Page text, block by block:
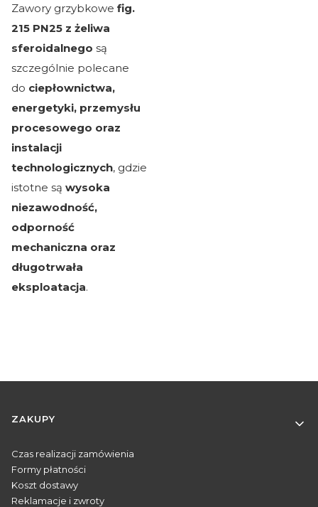
Zawory grzybkowe fig.
215 PN25 z żeliwa
sferoidalnego są
szczególnie polecane
do ciepłownictwa,
energetyki, przemysłu
procesowego oraz
instalacji
technologicznych, gdzie
istotne są wysoka
niezawodność,
odporność
mechaniczna oraz
długotrwała
eksploatacja.
Linki w stopce
ZAKUPY
Czas realizacji zamówienia
Formy płatności
Koszt dostawy
Reklamacje i zwroty